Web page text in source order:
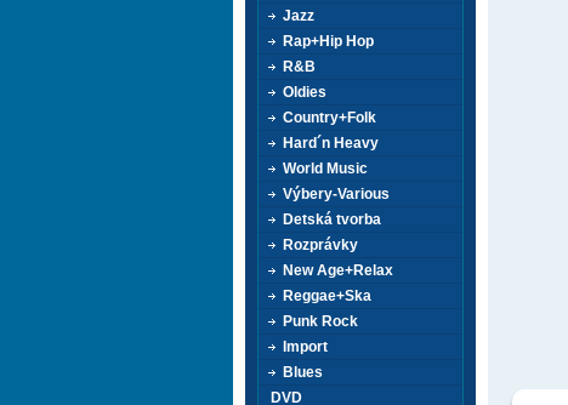
Jazz
Rap+Hip Hop
R&B
Oldies
Country+Folk
Hard´n Heavy
World Music
Výbery-Various
Detská tvorba
Rozprávky
New Age+Relax
Reggae+Ska
Punk Rock
Import
Blues
DVD